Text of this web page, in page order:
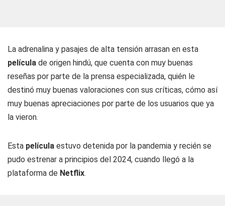
La adrenalina y pasajes de alta tensión arrasan en esta
película de origen hindú, que cuenta con muy buenas
reseñas por parte de la prensa especializada, quién le
destinó muy buenas valoraciones con sus críticas, cómo así
muy buenas apreciaciones por parte de los usuarios que ya
la vieron.
Esta película estuvo detenida por la pandemia y recién se
pudo estrenar a principios del 2024, cuando llegó a la
plataforma de Netflix.